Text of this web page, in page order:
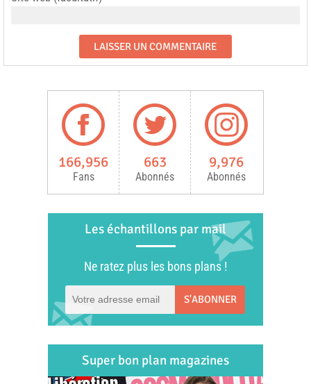
166,956
Fans
663
Abonnés
9,976
Abonnés
Les échantillons par mail
Ne ratez plus les bons plans !
S'ABONNER
Super bon plan magazines